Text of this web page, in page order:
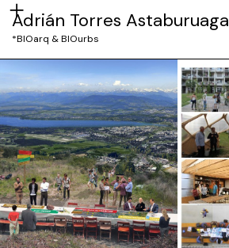
Adrián Torres Astaburuaga
*BIOarq & BIOurbs